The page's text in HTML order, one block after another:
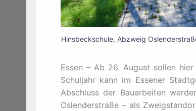
Hinsbeckschule, Abzweig
Essen – Ab 26. August sollen
Schuljahr kann im Essener
Abschluss der Bauarbeiten
Oslenderstraße – als